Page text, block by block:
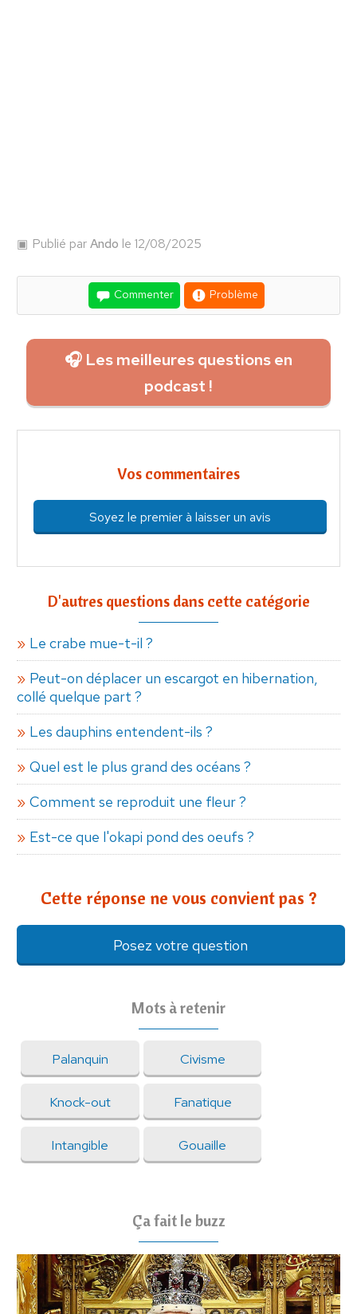
Publié parAndo le 12/08/2025
Commenter Problème
🎧 Les meilleures questions en
podcast !
Vos commentaires
Soyez le premier à laisser un avis
D'autres questions dans cette catégorie
Le crabe mue-t-il ?
Peut-on déplacer un escargot en hibernation,
collé quelque part ?
Les dauphins entendent-ils ?
Quel est le plus grand des océans ?
Comment se reproduit une fleur ?
Est-ce que l'okapi pond des oeufs ?
Cette réponse ne vous convient pas ?
Posez votre question
Mots à retenir
Palanquin Civisme
Knock-out Fanatique
Intangible Gouaille
Ça fait le buzz